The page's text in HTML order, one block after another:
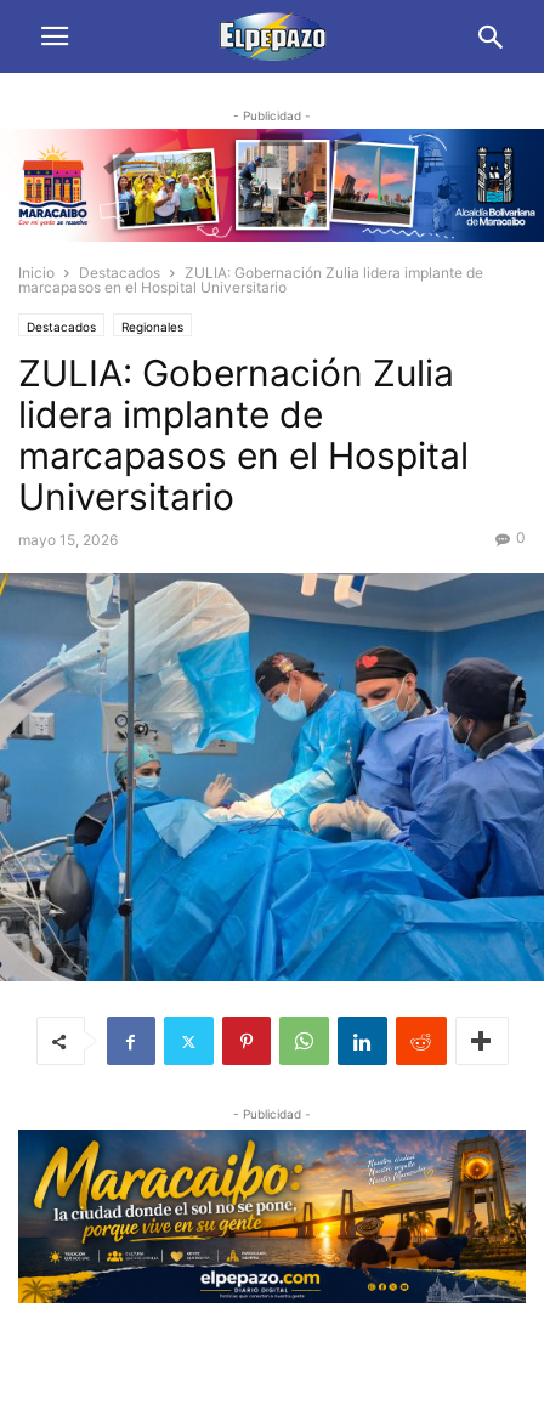
- Publicidad -
Inicio Destacados
ZULIA: Gobernación Zulia lidera implante de
marcapasos en el Hospital Universitario
Destacados Regionales
ZULIA: Gobernación Zulia
lidera implante de
marcapasos en el Hospital
Universitario
mayo 15, 2026 0
- Publicidad -